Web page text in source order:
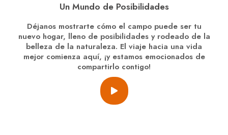
Un Mundo de Posibilidades
Déjanos mostrarte cómo el campo puede ser tu
nuevo hogar, lleno de posibilidades y rodeado de la
belleza de la naturaleza. El viaje hacia una vida
mejor comienza aquí, ¡y estamos emocionados de
compartirlo contigo!